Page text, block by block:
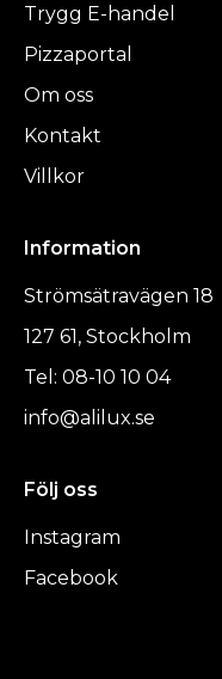
Trygg E-handel
Pizzaportal
Om oss
Kontakt
Villkor
Information
Strömsätravägen 18
127 61, Stockholm
Tel: 08-10 10 04
info@alilux.se
Följ oss
Instagram
Facebook